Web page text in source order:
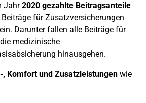
Jahr2020 gezahlte Beitragsanteile
für Zusatzversicherungen
Darunter fallen alle Beiträge für
medizinische
hinausgehen.
, Komfort und Zusatzleistungen wie